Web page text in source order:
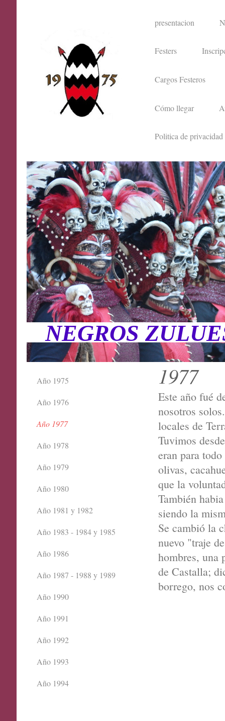
presentacion
Festers
Cargos Festeros
Cómo llegar
Politica de privacidad
NEGROS
1977
Este año fué
nosotros
locales de
Tuvimos
eran para
olivas,
que la
También
siendo la
Se cambió la
nuevo "traje
hombres, una
de Castalla;
borrego, nos
Año 1975
Año 1976
Año 1977
Año 1978
Año 1979
Año 1980
Año 1981 y 1982
Año 1983 - 1984 y 1985
Año 1986
Año 1987 - 1988 y 1989
Año 1990
Año 1991
Año 1992
Año 1993
Año 1994